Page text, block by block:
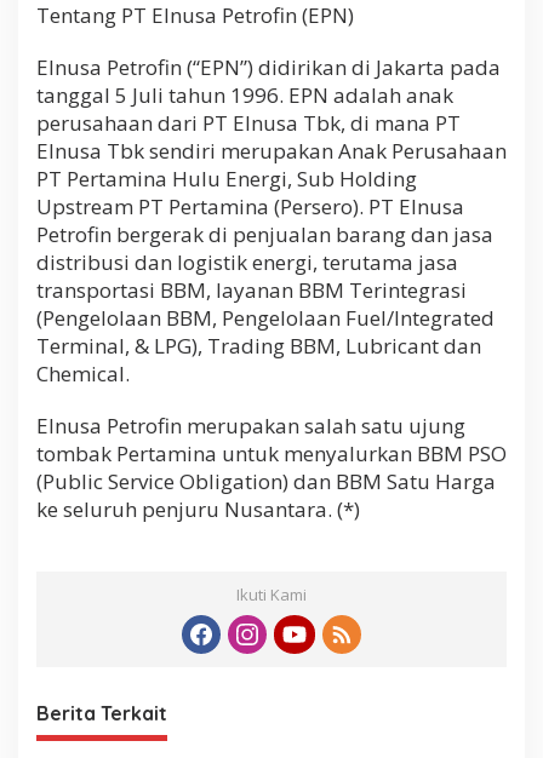
Tentang PT Elnusa Petrofin (EPN)
Elnusa Petrofin (“EPN”) didirikan di Jakarta pada
tanggal 5 Juli tahun 1996. EPN adalah anak
perusahaan dari PT Elnusa Tbk, di mana PT
Elnusa Tbk sendiri merupakan Anak Perusahaan
PT Pertamina Hulu Energi, Sub Holding
Upstream PT Pertamina (Persero). PT Elnusa
Petrofin bergerak di penjualan barang dan jasa
distribusi dan logistik energi, terutama jasa
transportasi BBM, layanan BBM Terintegrasi
(Pengelolaan BBM, Pengelolaan Fuel/Integrated
Terminal, & LPG), Trading BBM, Lubricant dan
Chemical.
Elnusa Petrofin merupakan salah satu ujung
tombak Pertamina untuk menyalurkan BBM PSO
(Public Service Obligation) dan BBM Satu Harga
ke seluruh penjuru Nusantara. (*)
Ikuti Kami
Berita Terkait